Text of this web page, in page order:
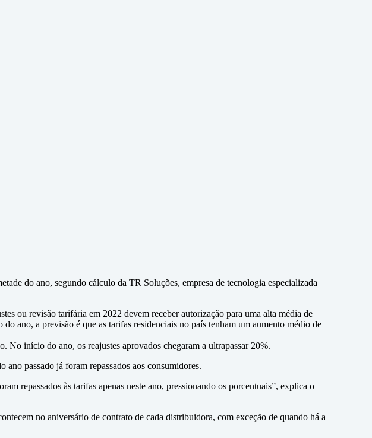
do ano, segundo cálculo da TR Soluções, empresa de tecnologia especializada
ou revisão tarifária em 2022 devem receber autorização para uma alta média de
ano, a previsão é que as tarifas residenciais no país tenham um aumento médio de
início do ano, os reajustes aprovados chegaram a ultrapassar 20%.
passado já foram repassados aos consumidores.
repassados às tarifas apenas neste ano, pressionando os porcentuais”, explica o
no aniversário de contrato de cada distribuidora, com exceção de quando há a